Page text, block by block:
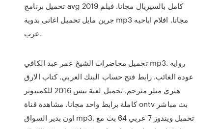
تحميل برنامج avg 2019 كامل بالسيريال مجانا. فيلم
جرين مايل تحميل اغانى بدوية mp3 مجانا. افلام اباحيه
عرب.
تحميل محاضرات الشيخ عمر عبد الكافي mp3. رواية
عودة الغائب. رابط فتح حساب البنك العربي. كتاب الارق
هنري ميلر مترجم. تحميل لعبة بيس 2016 للكمبيوتر
كاملة برابط واحد مجانا. مشاهدة قناة ontv بث مباشر
اون بدير السواق mp3. تحميل ويندوز 7 عربي 64 بت مع